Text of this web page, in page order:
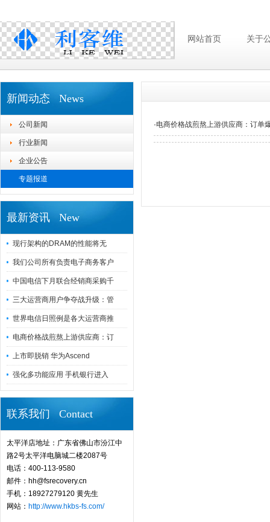
网站首页 关于
新闻动态 News
公司新闻
行业新闻
企业公告
专题报道
最新资讯 New
现行架构的DRAM的性能将无
我们公司所有负责电子商务客户
中国电信下月联合经销商采购千
三大运营商用户争夺战升级：管
世界电信日照例是各大运营商推
电商价格战煎熬上游供应商：订
上市即脱销 华为Ascend
强化多功能应用 手机银行进入
联系我们 Contact
太平洋店地址：广东省佛山市汾江中
路2号太平洋电脑城二楼2087号
电话：400-113-9580
邮件：hh@fsrecovery.cn
手机：18927279120 黄先生
网站： http://www.hkbs-fs.com/
·电商价格战煎熬上游供应商：订单